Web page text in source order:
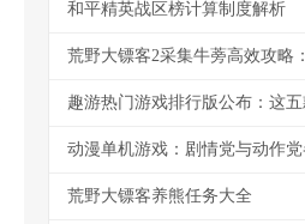
和平精英战区榜计算制度解析
荒野大镖客2采集牛蒡高效攻略
趣游热门游戏排行版公布：这
动漫单机游戏：剧情党与动作
荒野大镖客养熊任务大全